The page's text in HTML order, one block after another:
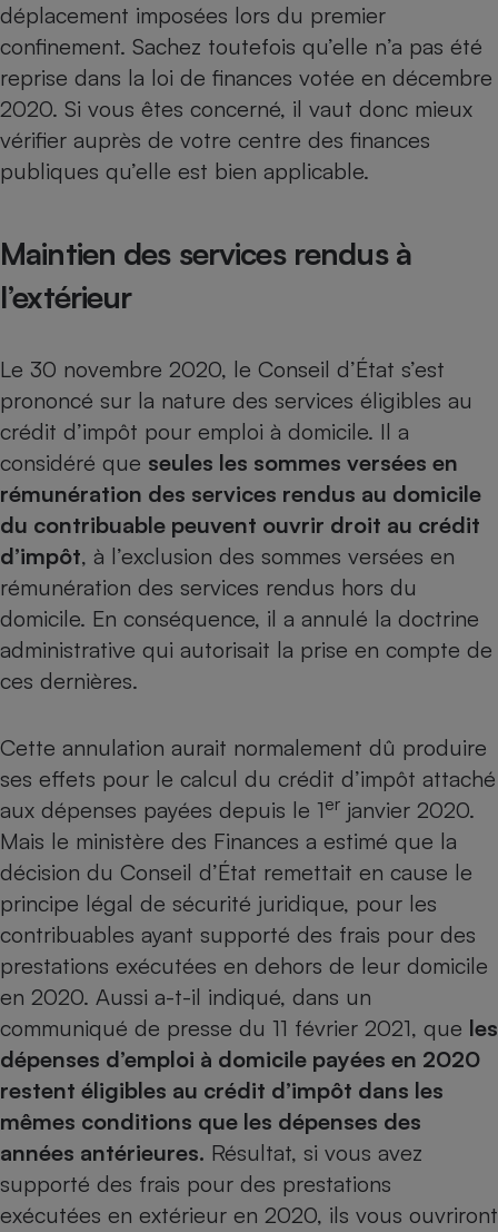
déplacement imposées lors du premier
confinement. Sachez toutefois qu’elle n’a pas été
reprise dans la loi de finances votée en décembre
2020. Si vous êtes concerné, il vaut donc mieux
vérifier auprès de votre centre des finances
publiques qu’elle est bien applicable.
Maintien des services rendus à
l’extérieur
Le 30 novembre 2020, le Conseil d’État s’est
prononcé sur la nature des services éligibles au
crédit d’impôt pour emploi à domicile. Il a
considéré que seules les sommes versées en
rémunération des services rendus au domicile
du contribuable peuvent ouvrir droit au crédit
d’impôt, à l’exclusion des sommes versées en
rémunération des services rendus hors du
domicile. En conséquence, il a annulé la doctrine
administrative qui autorisait la prise en compte de
ces dernières.
Cette annulation aurait normalement dû produire
ses effets pour le calcul du crédit d’impôt attaché
aux dépenses payées depuis le 1er janvier 2020.
Mais le ministère des Finances a estimé que la
décision du Conseil d’État remettait en cause le
principe légal de sécurité juridique, pour les
contribuables ayant supporté des frais pour des
prestations exécutées en dehors de leur domicile
en 2020. Aussi a-t-il indiqué, dans un
communiqué de presse du 11 février 2021, que les
dépenses d’emploi à domicile payées en 2020
restent éligibles au crédit d’impôt dans les
mêmes conditions que les dépenses des
années antérieures. Résultat, si vous avez
supporté des frais pour des prestations
exécutées en extérieur en 2020, ils vous ouvriront